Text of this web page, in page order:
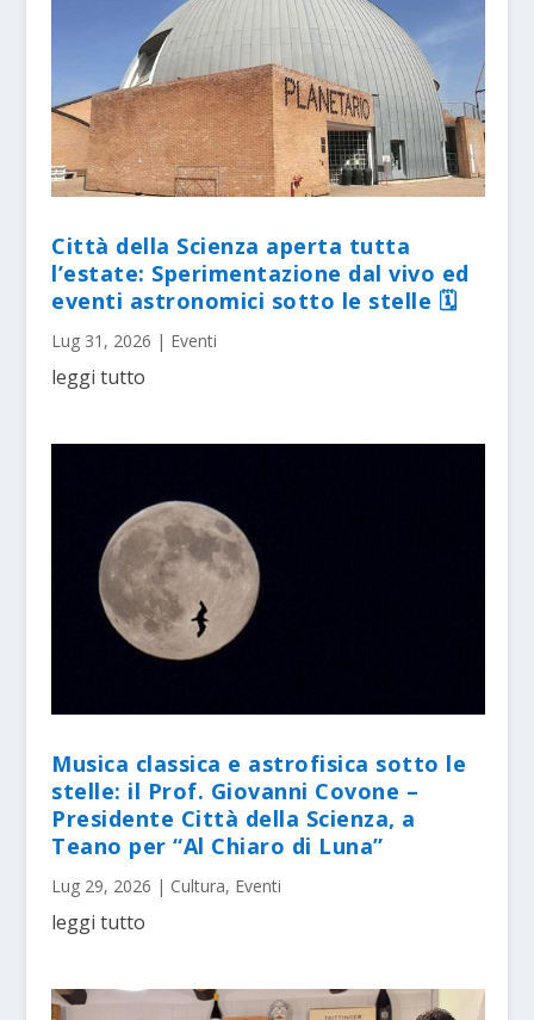
Città della Scienza aperta tutta
l’estate: Sperimentazione dal vivo ed
eventi astronomici sotto le stelle 🗓
Lug 31, 2026 | Eventi
leggi tutto
Musica classica e astrofisica sotto le
stelle: il Prof. Giovanni Covone –
Presidente Città della Scienza, a
Teano per “Al Chiaro di Luna”
Lug 29, 2026 | Cultura, Eventi
leggi tutto